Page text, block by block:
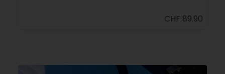
CHF 89.90